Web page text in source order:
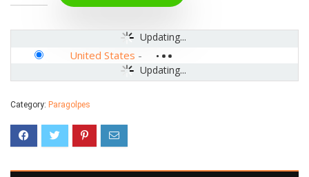
Updating...
Updating...
United States -
Category: Paragolpes